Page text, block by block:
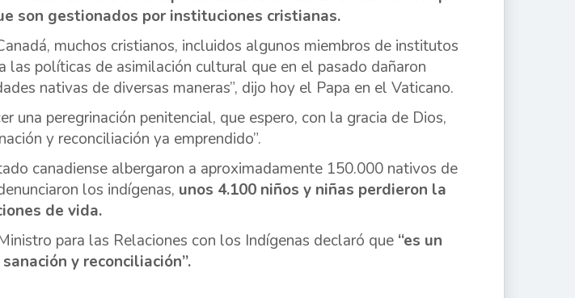
son gestionados por instituciones cristianas.
muchos cristianos, incluidos algunos miembros de institutos
las políticas de asimilación cultural que en el pasado dañaron
nativas de diversas maneras”, dijo hoy el Papa en el Vaticano.
una peregrinación penitencial, que espero, con la gracia de Dios,
y reconciliación ya emprendido”.
canadiense albergaron a aproximadamente 150.000 nativos de
los indígenas, unos 4.100 niños y niñas perdieron la
de vida.
para las Relaciones con los Indígenas declaró que “es un
y reconciliación”.